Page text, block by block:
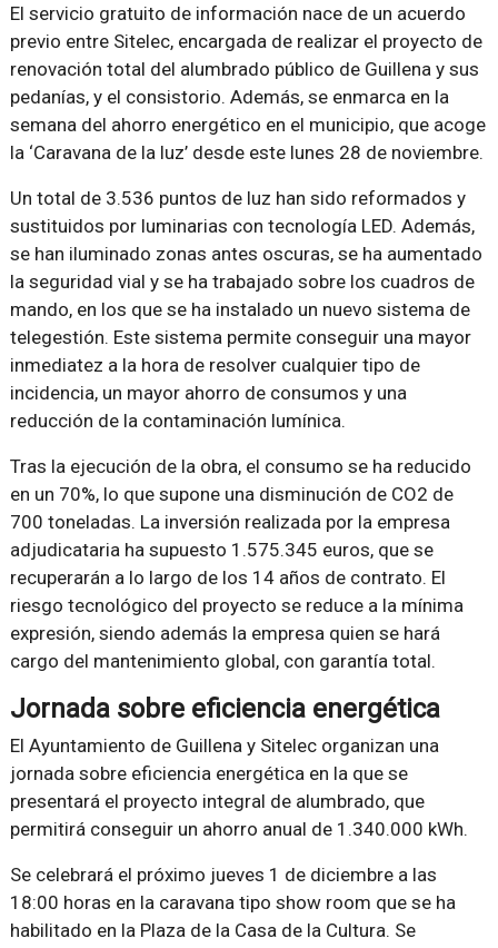
El servicio gratuito de información nace de un acuerdo
previo entre Sitelec, encargada de realizar el proyecto de
renovación total del alumbrado público de Guillena y sus
pedanías, y el consistorio. Además, se enmarca en la
semana del ahorro energético en el municipio, que acoge
la ‘Caravana de la luz’ desde este lunes 28 de noviembre.
Un total de 3.536 puntos de luz han sido reformados y
sustituidos por luminarias con tecnología LED. Además,
se han iluminado zonas antes oscuras, se ha aumentado
la seguridad vial y se ha trabajado sobre los cuadros de
mando, en los que se ha instalado un nuevo sistema de
telegestión. Este sistema permite conseguir una mayor
inmediatez a la hora de resolver cualquier tipo de
incidencia, un mayor ahorro de consumos y una
reducción de la contaminación lumínica.
Tras la ejecución de la obra, el consumo se ha reducido
en un 70%, lo que supone una disminución de CO2 de
700 toneladas. La inversión realizada por la empresa
adjudicataria ha supuesto 1.575.345 euros, que se
recuperarán a lo largo de los 14 años de contrato. El
riesgo tecnológico del proyecto se reduce a la mínima
expresión, siendo además la empresa quien se hará
cargo del mantenimiento global, con garantía total.
Jornada sobre eficiencia energética
El Ayuntamiento de Guillena y Sitelec organizan una
jornada sobre eficiencia energética en la que se
presentará el proyecto integral de alumbrado, que
permitirá conseguir un ahorro anual de 1.340.000 kWh.
Se celebrará el próximo jueves 1 de diciembre a las
18:00 horas en la caravana tipo show room que se ha
habilitado en la Plaza de la Casa de la Cultura. Se